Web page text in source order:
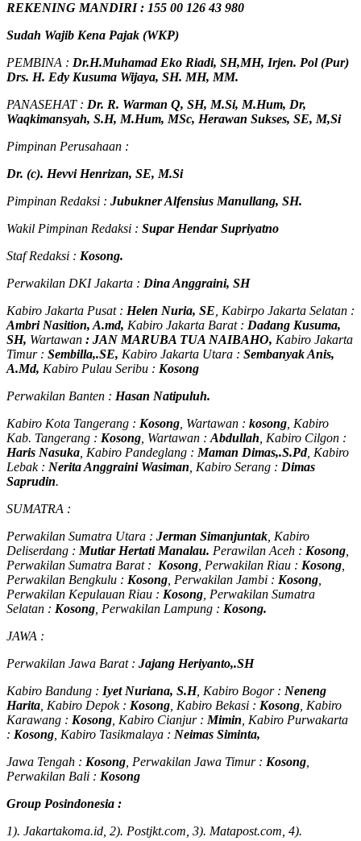
REKENING MANDIRI : 155 00 126 43 980
Sudah Wajib Kena Pajak (WKP)
PEMBINA : Dr.H.Muhamad Eko Riadi, SH,MH, Irjen. Pol (Pur)
Drs. H. Edy Kusuma Wijaya, SH. MH, MM.
PANASEHAT : Dr. R. Warman Q, SH, M.Si, M.Hum, Dr,
Waqkimansyah, S.H, M.Hum, MSc, Herawan Sukses, SE, M,Si
Pimpinan Perusahaan :
Dr. (c). Hevvi Henrizan, SE, M.Si
Pimpinan Redaksi : Jubukner Alfensius Manullang, SH.
Wakil Pimpinan Redaksi : Supar Hendar Supriyatno
Staf Redaksi : Kosong.
Perwakilan DKI Jakarta : Dina Anggraini, SH
Kabiro Jakarta Pusat : Helen Nuria, SE , Kabirpo Jakarta Selatan :
Ambri Nasition, A.md, Kabiro Jakarta Barat : Dadang Kusuma,
SH, Wartawan : JAN MARUBA TUA NAIBAHO, Kabiro Jakarta
Timur : Sembilla,.SE, Kabiro Jakarta Utara : Sembanyak Anis,
A.Md, Kabiro Pulau Seribu : Kosong
Perwakilan Banten : Hasan Natipuluh.
Kabiro Kota Tangerang : Kosong , Wartawan : kosong , Kabiro
Kab. Tangerang : Kosong , Wartawan : Abdullah , Kabiro Cilgon :
Haris Nasuka , Kabiro Pandeglang : Maman Dimas,.S.Pd, Kabiro
Lebak : Nerita Anggraini Wasiman , Kabiro Serang : Dimas
Saprudin.
SUMATRA :
Perwakilan Sumatra Utara : Jerman Simanjuntak , Kabiro
Deliserdang : Mutiar Hertati Manalau. Perawilan Aceh : Kosong
Perwakilan Sumatra Barat : Kosong , Perwakilan Riau : Kosong
Perwakilan Bengkulu : Kosong , Perwakilan Jambi : Kosong
Perwakilan Kepulauan Riau : Kosong , Perwakilan Sumatra
Selatan : Kosong , Perwakilan Lampung : Kosong.
JAWA :
Perwakilan Jawa Barat : Jajang Heriyanto,.SH
Kabiro Bandung : Iyet Nuriana, S.H, Kabiro Bogor : Neneng
Harita , Kabiro Depok : Kosong , Kabiro Bekasi : Kosong , Kabiro
Karawang : Kosong , Kabiro Cianjur : Mimin , Kabiro Purwakarta
: Kosong , Kabiro Tasikmalaya : Neimas Siminta,
Jawa Tengah : Kosong , Perwakilan Jawa Timur : Kosong
Perwakilan Bali : Kosong
Group Posindonesia :
1). Jakartakoma.id, 2). Postjkt.com, 3). Matapost.com, 4).